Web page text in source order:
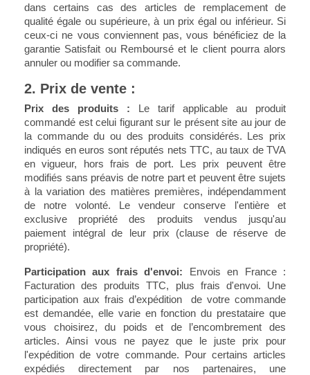
dans certains cas des articles de remplacement de
qualité égale ou supérieure, à un prix égal ou inférieur. Si
ceux-ci ne vous conviennent pas, vous bénéficiez de la
garantie Satisfait ou Remboursé et le client pourra alors
annuler ou modifier sa commande.
2. Prix de vente :
Prix des produits : Le tarif applicable au produit
commandé est celui figurant sur le présent site au jour de
la commande du ou des produits considérés. Les prix
indiqués en euros sont réputés nets TTC, au taux de TVA
en vigueur, hors frais de port. Les prix peuvent être
modifiés sans préavis de notre part et peuvent être sujets
à la variation des matières premières, indépendamment
de notre volonté. Le vendeur conserve l'entière et
exclusive propriété des produits vendus jusqu'au
paiement intégral de leur prix (clause de réserve de
propriété).
Participation aux frais d'envoi: Envois en France :
Facturation des produits TTC, plus frais d'envoi. Une
participation aux frais d’expédition de votre commande
est demandée, elle varie en fonction du prestataire que
vous choisirez, du poids et de l’encombrement des
articles. Ainsi vous ne payez que le juste prix pour
l'expédition de votre commande. Pour certains articles
expédiés directement par nos partenaires, une